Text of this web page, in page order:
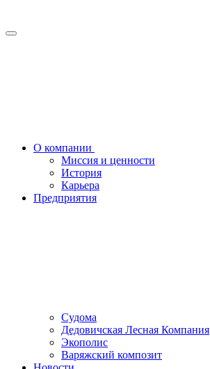
О компании
Миссия и ценности
История
Карьера
Предприятия
Судома
Дедовичская Лесная Компания
Экополис
Варяжский композит